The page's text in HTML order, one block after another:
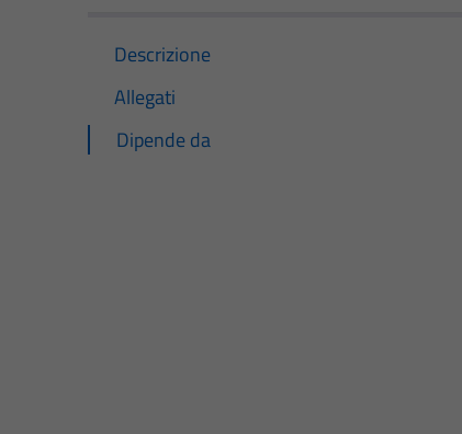
Descrizione
Allegati
Dipende da